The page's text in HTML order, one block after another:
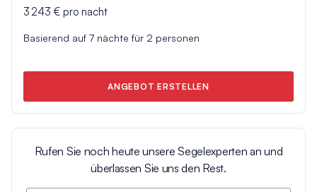
3 243 €pro nacht
Basierend auf 7nächte für 2 personen
ANGEBOT ERSTELLEN
Rufen Sie noch heute unsere Segelexperten an und
überlassen Sie uns den Rest.